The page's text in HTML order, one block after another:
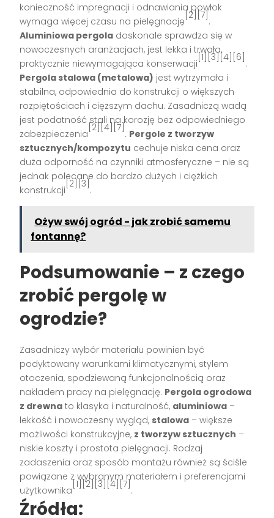
konieczność impregnacji i odnawiania powłok
wymaga więcej czasu na pielęgnację
[2][7]
.
Aluminiowa pergola doskonale sprawdza się w
nowoczesnych aranżacjach, jest lekka i trwała,
praktycznie niewymagająca konserwacji
[1][3][4][6]
.
Pergola stalowa (metalowa) jest wytrzymała i
stabilna, odpowiednia do konstrukcji o większych
rozpiętościach i cięższym dachu. Zasadniczą wadą
jest podatność stali na korozję bez odpowiedniego
zabezpieczenia
[2][4][7]
. Pergole z tworzyw
sztucznych/kompozytu cechuje niska cena oraz
duża odporność na czynniki atmosferyczne – nie są
jednak polecane do bardzo dużych i ciężkich
konstrukcji
[2][3]
.
Ożyw swój ogród - jak zrobić samemu
fontannę?
Podsumowanie – z czego
zrobić pergolę w
ogrodzie?
Zasadniczy wybór materiału powinien być
podyktowany warunkami klimatycznymi, stylem
otoczenia, spodziewaną funkcjonalnością oraz
nakładem pracy na pielęgnację. Pergola ogrodowa
z drewna to klasyka i naturalność, aluminiowa –
lekkość i nowoczesny wygląd, stalowa – większe
możliwości konstrukcyjne, z tworzyw sztucznych –
niskie koszty i prostota pielęgnacji. Rodzaj
zadaszenia oraz sposób montażu również są ściśle
powiązane z wybranym materiałem i preferencjami
użytkownika
[1][2][3][4][7]
.
Źródła: